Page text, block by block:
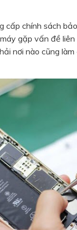
cấp chính sách
gặp vấn đề
nơi nào cũng